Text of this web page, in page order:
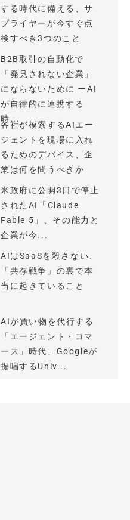
する時代に備える、サ
プライヤーが今すぐ点
検すべき3つのこと
B2B取引の自動化で
「発見されない企業」
にならないために ーAI
が自律的に連携する
時...
各社が模索するAIエー
ジェントを現場に入れ
るためのデバイス、企
業は何を問うべきか
米政府に公開3日で停止
されたAI「Claude
Fable 5」、その能力と
企業が今...
AIはSaaSを殺さない、
「共存戦争」の裏で本
当に起きていること
AIが買い物を代行する
「エージェント・コマ
ース」時代、Googleが
提唱するUniv...